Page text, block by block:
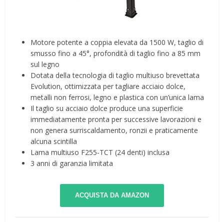
Motore potente a coppia elevata da 1500 W, taglio di
smusso fino a 45°, profondità di taglio fino a 85 mm
sul legno
Dotata della tecnologia di taglio multiuso brevettata
Evolution, ottimizzata per tagliare acciaio dolce,
metalli non ferrosi, legno e plastica con un’unica lama
Il taglio su acciaio dolce produce una superficie
immediatamente pronta per successive lavorazioni e
non genera surriscaldamento, ronzii e praticamente
alcuna scintilla
Lama multiuso F255-TCT (24 denti) inclusa
3 anni di garanzia limitata
ACQUISTA DA AMAZON